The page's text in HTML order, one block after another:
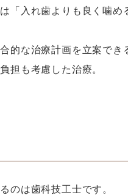
入れ歯よりも良く噛め
的な治療計画を立案でき
担も考慮した治療。
のは歯科技工士です。